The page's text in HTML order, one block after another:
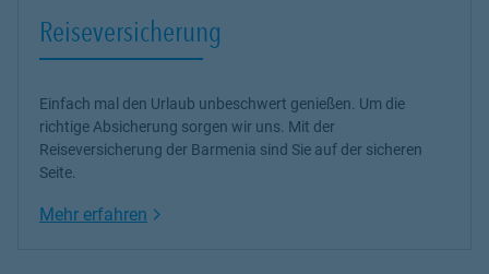
Reiseversicherung
Einfach mal den Urlaub unbeschwert genießen. Um die
richtige Absicherung sorgen wir uns. Mit der
Reiseversicherung der Barmenia sind Sie auf der sicheren
Seite.
Mehr erfahren Link Opens in New Tab